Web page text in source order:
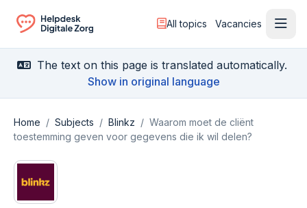
Ga naar de homepagina
All topics Vacancies
The text on this page is translated automatically.
Show in original language
Home / Subjects / Blinkz / Waarom moet de cliënt
toestemming geven voor gegevens die ik wil delen?